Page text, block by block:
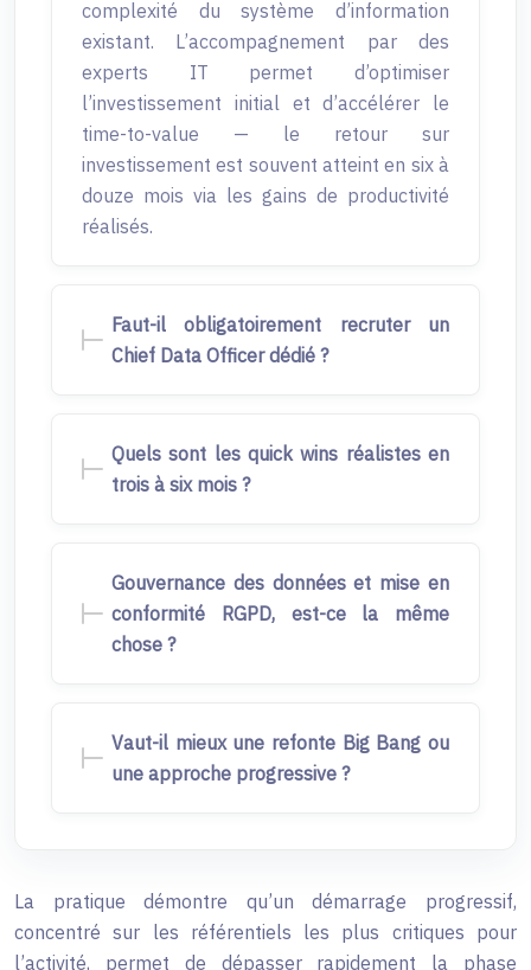
complexité du système d’information
existant. L’accompagnement par des
experts IT permet d’optimiser
l’investissement initial et d’accélérer le
time-to-value — le retour sur
investissement est souvent atteint en six à
douze mois via les gains de productivité
réalisés.
Faut-il obligatoirement recruter un
Chief Data Officer dédié ?
Quels sont les quick wins réalistes en
trois à six mois ?
Gouvernance des données et mise en
conformité RGPD, est-ce la même
chose ?
Vaut-il mieux une refonte Big Bang ou
une approche progressive ?
La pratique démontre qu’un démarrage progressif,
concentré sur les référentiels les plus critiques pour
l’activité, permet de dépasser rapidement la phase